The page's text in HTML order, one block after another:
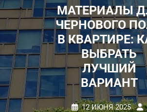
МАТЕРИАЛЫ
ЧЕРНОВОГО
В КВАРТИРЕ:
ВЫБРАТЬ
ЛУЧШИЙ
ВАРИАНТ
12 ИЮНЯ 2025